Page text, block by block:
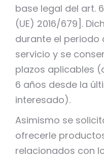
base legal del art.
(UE) 2016/679].
durante el periodo
servicio y se
plazos aplicables
6 años desde la
interesado).
Asimismo se
ofrecerle
relacionados con